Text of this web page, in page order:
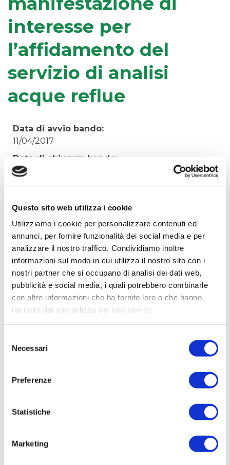
Questo sito web utilizza i cookie
Utilizziamo i cookie per personalizzare contenuti ed
annunci, per fornire funzionalità dei social media e per
analizzare il nostro traffico. Condividiamo inoltre
informazioni sul modo in cui utilizza il nostro sito con i
nostri partner che si occupano di analisi dei dati web,
pubblicità e social media, i quali potrebbero combinarle
con altre informazioni che ha fornito loro o che hanno
raccolto dal suo utilizzo dei loro servizi.
delNecessari
Preferenze
Statistiche
Marketing
interesse per
l’affidamento del
servizio di analisi
acque reflue
Data di avvio bando:
11/04/2017
Data di chiusura bando:
27/04/2017
Stato bando:
Avviso di manifestazione di interesse per
l’affidamento del servizio di analisi acque reflue.
Il termine ultimo per la presentazione
delle domande di partecipazione è fissato alle
12.00 del giorno 27 aprile 2017.
In allegato si riportano i documenti di gara.
Pagina aggiornata il 08/09/2020
SCARICA GLI ALLEGATI
Avviso manifestazione di interesse1 (3)